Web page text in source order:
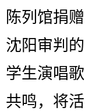
陈列馆捐
沈阳审判
学生演唱
共鸣，将